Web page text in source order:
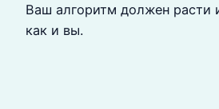
Ваш алгоритм должен расти
как и вы.